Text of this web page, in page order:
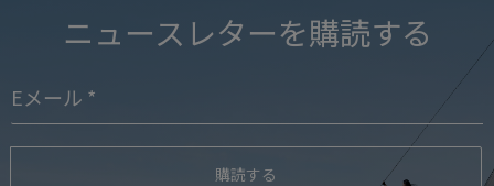
ニュースレターを購読する
購読する